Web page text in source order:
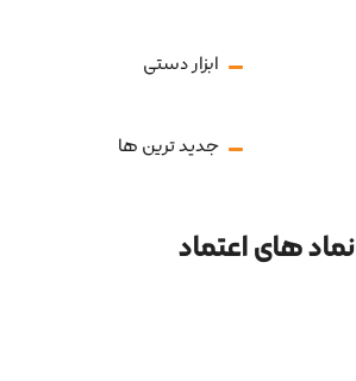
ابزار دستی
جدید ترین ها
نماد های اعتماد